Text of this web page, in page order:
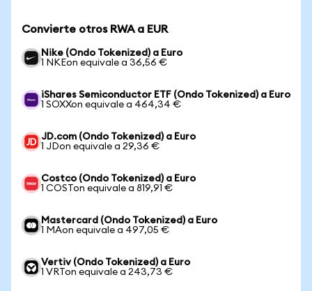
Convierte otros RWA a EUR
Nike (Ondo Tokenized) a Euro
1 NKEon equivale a 36,56 €
iShares Semiconductor ETF (Ondo Tokenized) a Euro
1 SOXXon equivale a 464,34 €
JD.com (Ondo Tokenized) a Euro
1 JDon equivale a 29,36 €
Costco (Ondo Tokenized) a Euro
1 COSTon equivale a 819,91 €
Mastercard (Ondo Tokenized) a Euro
1 MAon equivale a 497,05 €
Vertiv (Ondo Tokenized) a Euro
1 VRTon equivale a 243,73 €